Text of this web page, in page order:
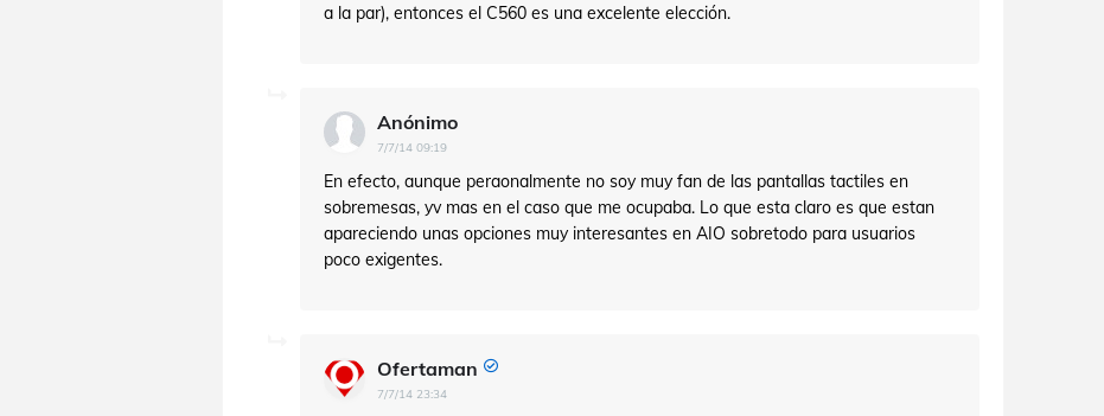
a la par), entonces el C560 es una excelente elección.
Anónimo
7/7/14 09:19
En efecto, aunque peraonalmente no soy muy fan de las pantallas tactiles en
sobremesas, yv mas en el caso que me ocupaba. Lo que esta claro es que estan
apareciendo unas opciones muy interesantes en AIO sobretodo para usuarios
poco exigentes.
Ofertaman
7/7/14 23:34